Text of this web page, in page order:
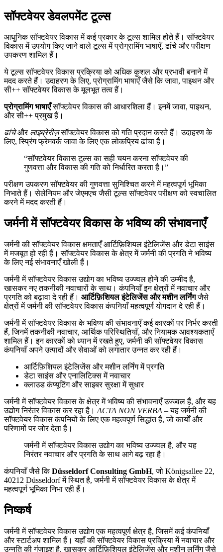
सॉफ्टवेयर डेवलपमेंट टूल्स
आधुनिक सॉफ्टवेयर विकास में कई प्रकार के टूल्स शामिल होते हैं। सॉफ्टवेयर
विकास में उपयोग किए जाने वाले टूल्स में प्रोग्रामिंग भाषाएँ, ढांचे और परीक्षण
उपकरण शामिल हैं।
ये टूल्स सॉफ्टवेयर विकास प्रक्रिया को अधिक कुशल और प्रभावी बनाने में
मदद करते हैं। उदाहरण के लिए, प्रोग्रामिंग भाषाएँ जैसे कि जावा, पाइथन और
सी++ सॉफ्टवेयर विकास के मूलभूत तत्व हैं।
प्रोग्रामिंग भाषाएँसॉफ्टवेयर विकास की आधारशिला हैं। इनमें जावा, पाइथन,
और सी++ प्रमुख हैं।
ढांचेऔर लाइब्रेरीज़सॉफ्टवेयर विकास को गति प्रदान करते हैं। उदाहरण के
लिए, स्प्रिंग फ्रेमवर्क जावा के लिए एक लोकप्रिय ढांचा है।
“सॉफ्टवेयर विकास टूल्स का सही चयन करना सॉफ्टवेयर की
गुणवत्ता और विकास की गति को निर्धारित करता है।”
परीक्षण उपकरण सॉफ्टवेयर की गुणवत्ता सुनिश्चित करने में महत्वपूर्ण भूमिका
निभाते हैं। सेलेनियम और जेएमएच जैसी टूल्स सॉफ्टवेयर परीक्षण को स्वचालित
करने में मदद करती हैं।
जर्मनी में सॉफ्टवेयर विकास के भविष्य की संभावनाएँ
जर्मनी की सॉफ्टवेयर विकास क्षमताएँ आर्टिफ़िशियल इंटेलिजेंस और डेटा साइंस
में मजबूत हो रही हैं। सॉफ्टवेयर विकास के क्षेत्र में जर्मनी की प्रगति ने भविष्य
के लिए नई संभावनाएँ खोली हैं।
जर्मनी में सॉफ्टवेयर विकास उद्योग का भविष्य उज्ज्वल होने की उम्मीद है,
खासकर नए तकनीकी नवाचारों के साथ। कंपनियाँ इन क्षेत्रों में नवाचार और
प्रगति को बढ़ावा दे रही हैं। आर्टिफ़िशियल इंटेलिजेंस और मशीन लर्निंगजैसे
क्षेत्रों में जर्मनी की सॉफ्टवेयर विकास कंपनियाँ महत्वपूर्ण योगदान दे रही हैं।
जर्मनी में सॉफ्टवेयर विकास के भविष्य की संभावनाएँ कई कारकों पर निर्भर करती
हैं, जिनमें तकनीकी नवाचार, आर्थिक परिस्थितियाँ, और नियामक आवश्यकताएँ
शामिल हैं। इन कारकों को ध्यान में रखते हुए, जर्मनी की सॉफ्टवेयर विकास
कंपनियाँ अपने उत्पादों और सेवाओं को लगातार उन्नत कर रही हैं।
आर्टिफ़िशियल इंटेलिजेंस और मशीन लर्निंग में प्रगति
डेटा साइंस और एनालिटिक्स में नवाचार
क्लाउड कंप्यूटिंग और साइबर सुरक्षा में सुधार
जर्मनी में सॉफ्टवेयर विकास के क्षेत्र में भविष्य की संभावनाएँ उज्ज्वल हैं, और यह
उद्योग निरंतर विकास कर रहा है। ACTA NON VERBA – यह जर्मनी की
सॉफ्टवेयर विकास कंपनियों के लिए एक महत्वपूर्ण सिद्धांत है, जो कार्यों और
परिणामों पर जोर देता है।
जर्मनी में सॉफ्टवेयर विकास उद्योग का भविष्य उज्ज्वल है, और यह
निरंतर नवाचार और प्रगति के साथ आगे बढ़ रहा है।
कंपनियाँ जैसे किDüsseldorf Consulting GmbH, जो Königsallee 22,
40212 Düsseldorf में स्थित है, जर्मनी में सॉफ्टवेयर विकास के क्षेत्र में
महत्वपूर्ण भूमिका निभा रही हैं।
निष्कर्ष
जर्मनी में सॉफ्टवेयर विकास उद्योग एक महत्वपूर्ण क्षेत्र है, जिसमें कई कंपनियाँ
और स्टार्टअप शामिल हैं। यहाँ की सॉफ्टवेयर विकास प्रक्रिया में नवाचार और
उन्नति की गुंजाइश है, खासकर आर्टिफ़िशियल इंटेलिजेंस और मशीन लर्निंग जैसे